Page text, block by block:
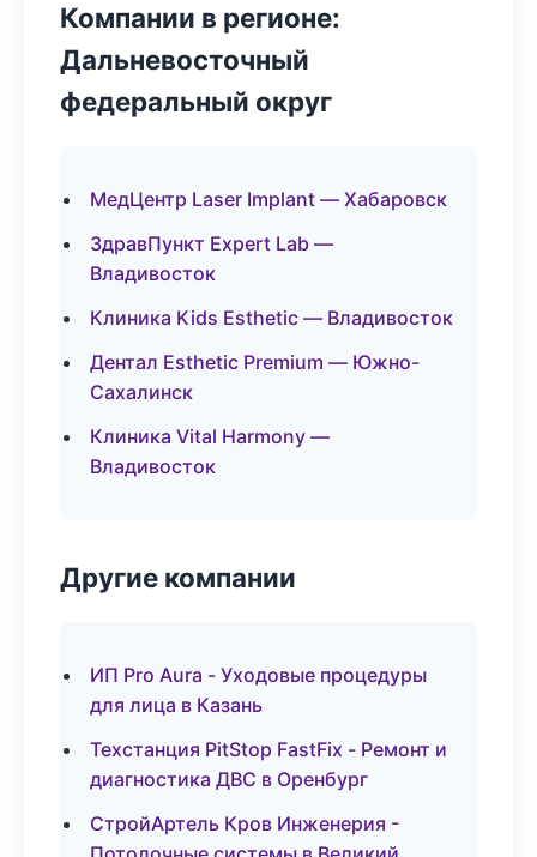
Компании в регионе:
Дальневосточный
федеральный округ
МедЦентр Laser Implant — Хабаровск
ЗдравПункт Expert Lab —
Владивосток
Клиника Kids Esthetic — Владивосток
Дентал Esthetic Premium — Южно-
Сахалинск
Клиника Vital Harmony —
Владивосток
Другие компании
ИП Pro Aura - Уходовые процедуры
для лица в Казань
Техстанция PitStop FastFix - Ремонт и
диагностика ДВС в Оренбург
СтройАртель Кров Инженерия -